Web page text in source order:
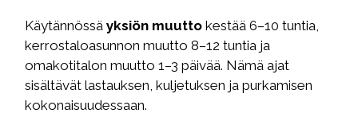
Käytännössäyksiön muutto kestää 6–10 tuntia,
kerrostaloasunnon muutto 8–12 tuntia ja
omakotitalon muutto 1–3 päivää. Nämä ajat
sisältävät lastauksen, kuljetuksen ja purkamisen
kokonaisuudessaan.